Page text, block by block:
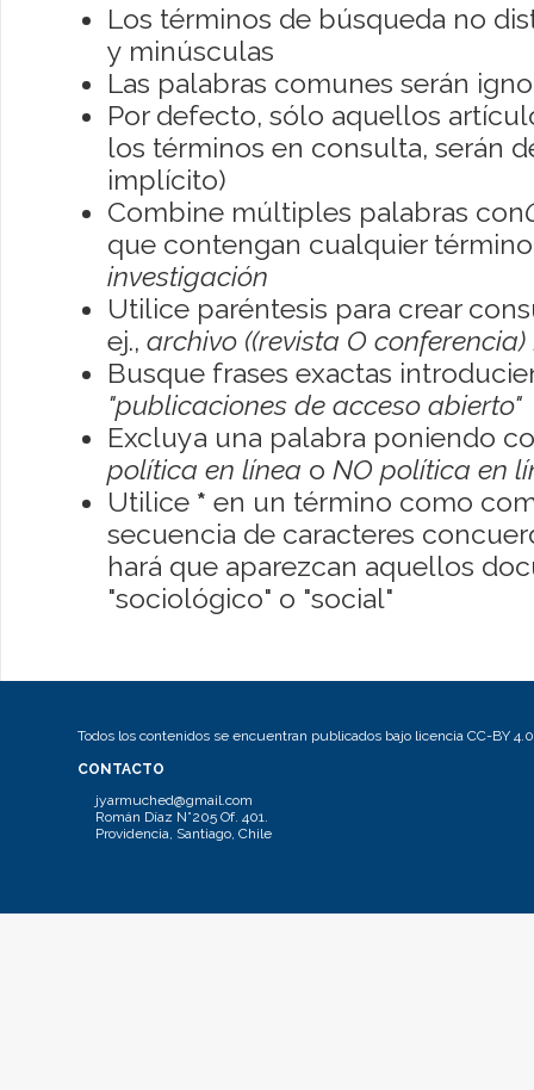
Los términos de búsqueda no
y minúsculas
Las palabras comunes serán
Por defecto, sólo aquellos
los términos en consulta, serán
implícito)
Combine múltiples palabras con
que contengan cualquier
investigación
Utilice paréntesis para crear
ej., archivo ((revista O conferencia)
Busque frases exactas
"publicaciones de acceso abierto"
Excluya una palabra poniendo
política en línea o NO política en
Utilice * en un término como
secuencia de caracteres
hará que aparezcan aquellos
"sociológico" o "social"
Todos los contenidos se encuentran publicados bajo licencia CC-BY 4.0
CONTACTO
jyarmuched@gmail.com
Román Díaz N°205 Of. 401.
Providencia, Santiago, Chile